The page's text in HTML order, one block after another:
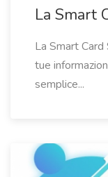
La Smart
La Smart
tue
semplice...